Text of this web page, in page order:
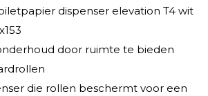
dispenser elevation T4 wit
door ruimte te bieden
die rollen beschermt voor een